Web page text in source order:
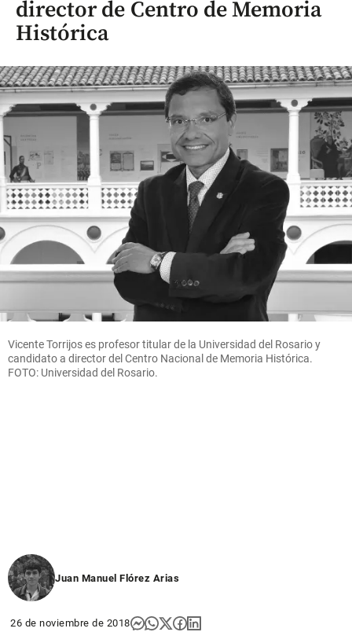
director de Centro de Memoria
Histórica
Vicente Torrijos es profesor titular de la Universidad del Rosario y
candidato a director del Centro Nacional de Memoria Histórica.
FOTO: Universidad del Rosario.
Juan Manuel Flórez Arias
26 de noviembre de 2018